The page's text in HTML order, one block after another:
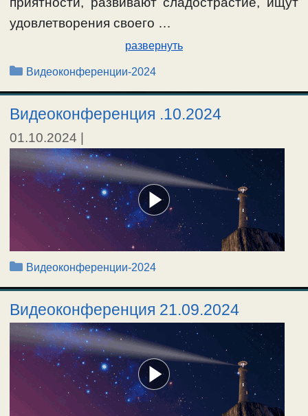
удовлетворения своего …
развернуть
Рубрики
Видеоконференции-2024
Видеоконференция .10.2024
01.10.2024 |
Рубрики
Видеоконференции-2024
Видеоконференция 21.09.2024